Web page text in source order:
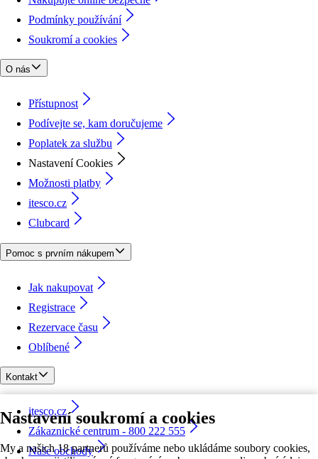
Nastavení soukromí a cookies
My a našich 18 partnerů používáme nebo ukládáme soubory cookies,
Podmínky používání
Soukromí a cookies
O nás
Přístupnost
Podívejte se, kam doručujeme
Poplatek za službu
Nastavení Cookies
Možnosti platby
itesco.cz
Clubcard
Pomoc s prvním nákupem
Jak nakupovat
Registrace
Rezervace času
Oblíbené
Kontakt
itesco.cz
Zákaznické centrum - 800 222 555
Naše obchody